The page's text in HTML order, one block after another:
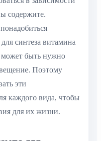
содержите.
синтеза витамина
быть нужно
Поэтому
эти
каждого вида, чтобы
для их жизни.